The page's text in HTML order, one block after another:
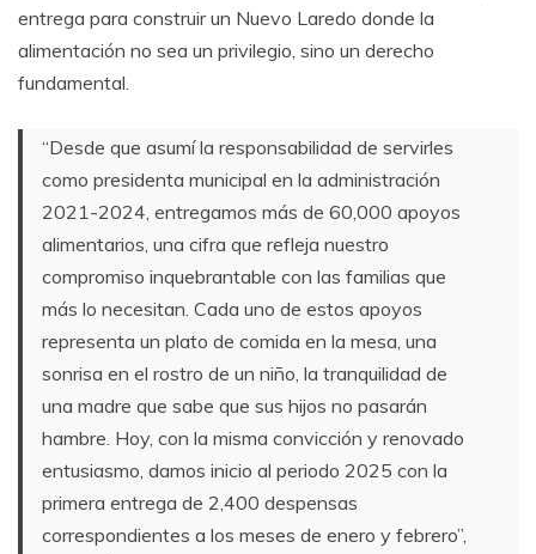
entrega para construir un Nuevo Laredo donde la
alimentación no sea un privilegio, sino un derecho
fundamental.
“Desde que asumí la responsabilidad de servirles
como presidenta municipal en la administración
2021-2024, entregamos más de 60,000 apoyos
alimentarios, una cifra que refleja nuestro
compromiso inquebrantable con las familias que
más lo necesitan. Cada uno de estos apoyos
representa un plato de comida en la mesa, una
sonrisa en el rostro de un niño, la tranquilidad de
una madre que sabe que sus hijos no pasarán
hambre. Hoy, con la misma convicción y renovado
entusiasmo, damos inicio al periodo 2025 con la
primera entrega de 2,400 despensas
correspondientes a los meses de enero y febrero”,